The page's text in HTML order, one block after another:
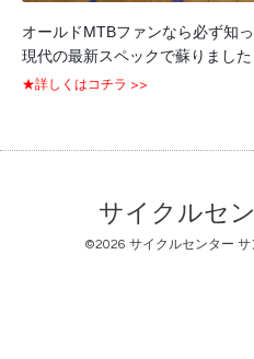
オールドMTBファンなら必ず知
現代の最新スペックで蘇りました
★詳しくはコチラ >>
サイクルセ
©2026 サイクルセンター サ